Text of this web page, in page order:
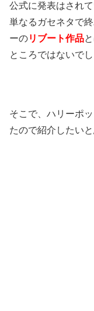
公式に発表はされ
単なるガセネタで
ーのリブート作品
ところではないでし
そこで、ハリーポ
たので紹介したいと